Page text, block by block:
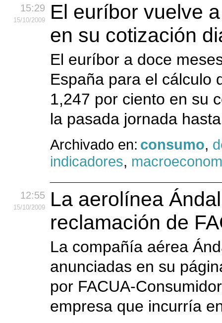
15:29
15/10/2009
El euríbor vuelve
en su cotización
El euríbor a doce
España para el cálculo
1,247 por ciento en su
la pasada jornada
Archivado en: consumo,
indicadores,
12:55
15/10/2009
La aerolínea
reclamación de
La compañía aérea
anunciadas en su
por FACUA-
empresa que incurría